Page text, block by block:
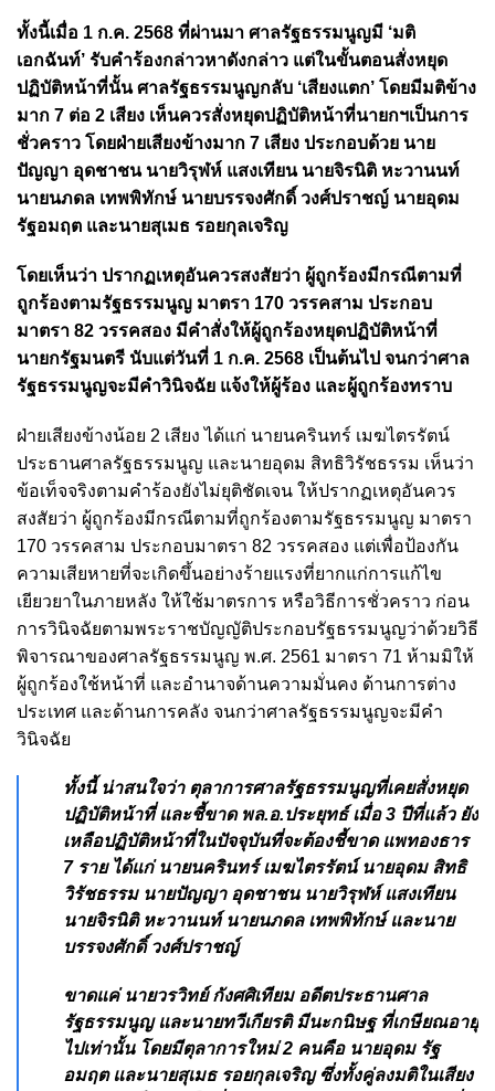
ทั้งนี้เมื่อ 1 ก.ค. 2568 ที่ผ่านมา ศาลรัฐธรรมนูญมี ‘มติ
เอกฉันท์’ รับคำร้องกล่าวหาดังกล่าว แต่ในขั้นตอนสั่งหยุด
ปฏิบัติหน้าที่นั้น ศาลรัฐธรรมนูญกลับ ‘เสียงแตก’ โดยมีมติข้าง
มาก 7 ต่อ 2 เสียง เห็นควรสั่งหยุดปฏิบัติหน้าที่นายกฯเป็นการ
ชั่วคราว โดยฝ่ายเสียงข้างมาก 7 เสียง ประกอบด้วย นาย
ปัญญา อุดชาชน นายวิรุฬห์ แสงเทียน นายจิรนิติ หะวานนท์
นายนภดล เทพพิทักษ์ นายบรรจงศักดิ์ วงศ์ปราชญ์ นายอุดม
รัฐอมฤต และนายสุเมธ รอยกุลเจริญ
โดยเห็นว่า ปรากฏเหตุอันควรสงสัยว่า ผู้ถูกร้องมีกรณีตามที่
ถูกร้องตามรัฐธรรมนูญ มาตรา 170 วรรคสาม ประกอบ
มาตรา 82 วรรคสอง มีคำสั่งให้ผู้ถูกร้องหยุดปฏิบัติหน้าที่
นายกรัฐมนตรี นับแต่วันที่ 1 ก.ค. 2568 เป็นต้นไป จนกว่าศาล
รัฐธรรมนูญจะมีคำวินิจฉัย แจ้งให้ผู้ร้อง และผู้ถูกร้องทราบ
ฝ่ายเสียงข้างน้อย 2 เสียง ได้แก่ นายนครินทร์ เมฆไตรรัตน์
ประธานศาลรัฐธรรมนูญ และนายอุดม สิทธิวิรัชธรรม เห็นว่า
ข้อเท็จจริงตามคำร้องยังไม่ยุติชัดเจน ให้ปรากฏเหตุอันควร
สงสัยว่า ผู้ถูกร้องมีกรณีตามที่ถูกร้องตามรัฐธรรมนูญ มาตรา
170 วรรคสาม ประกอบมาตรา 82 วรรคสอง แต่เพื่อป้องกัน
ความเสียหายที่จะเกิดขึ้นอย่างร้ายแรงที่ยากแก่การแก้ไข
เยียวยาในภายหลัง ให้ใช้มาตรการ หรือวิธีการชั่วคราว ก่อน
การวินิจฉัยตามพระราชบัญญัติประกอบรัฐธรรมนูญว่าด้วยวิธี
พิจารณาของศาลรัฐธรรมนูญ พ.ศ. 2561 มาตรา 71 ห้ามมิให้
ผู้ถูกร้องใช้หน้าที่ และอำนาจด้านความมั่นคง ด้านการต่าง
ประเทศ และด้านการคลัง จนกว่าศาลรัฐธรรมนูญจะมีคำ
วินิจฉัย
ทั้งนี้ น่าสนใจว่า ตุลาการศาลรัฐธรรมนูญที่เคยสั่งหยุด
ปฏิบัติหน้าที่ และชี้ขาด พล.อ.ประยุทธ์ เมื่อ 3 ปีที่แล้ว ยัง
เหลือปฏิบัติหน้าที่ในปัจจุบันที่จะต้องชี้ขาด แพทองธาร
7 ราย ได้แก่ นายนครินทร์ เมฆไตรรัตน์ นายอุดม สิทธิ
วิรัชธรรม นายปัญญา อุดชาชน นายวิรุฬห์ แสงเทียน
นายจิรนิติ หะวานนท์ นายนภดล เทพพิทักษ์ และนาย
บรรจงศักดิ์ วงศ์ปราชญ์
ขาดแค่ นายวรวิทย์ กังศศิเทียม อดีตประธานศาล
รัฐธรรมนูญ และนายทวีเกียรติ มีนะกนิษฐ ที่เกษียณอายุ
ไปเท่านั้น โดยมีตุลาการใหม่ 2 คนคือ นายอุดม รัฐ
อมฤต และนายสุเมธ รอยกุลเจริญ ซึ่งทั้งคู่ลงมติในเสียง